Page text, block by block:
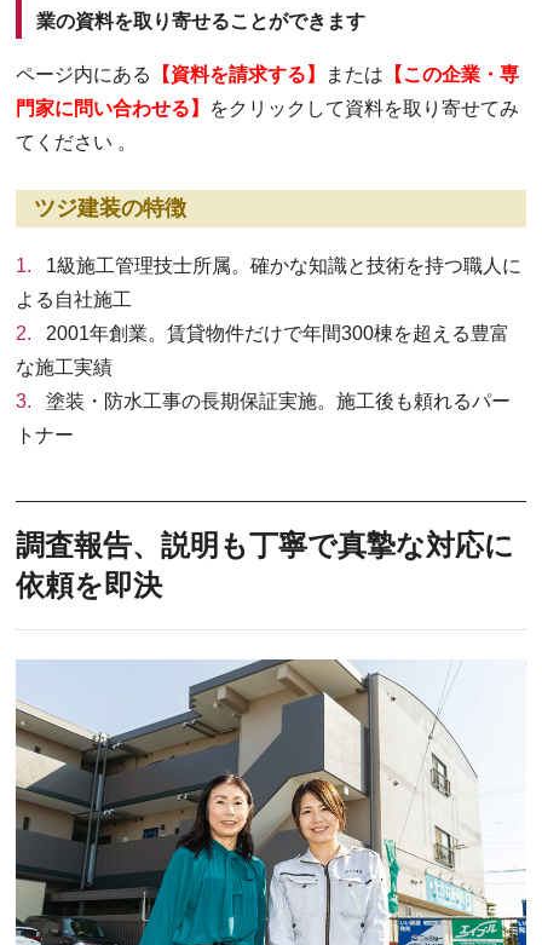
業の資料を取り寄せることができます
ページ内にある 【資料を請求する】 または 【この企業・専
門家に問い合わせる】 をクリックして資料を取り寄せてみ
てください 。
ツジ建装の特徴
1級施工管理技士所属。確かな知識と技術を持つ職人に
よる自社施工
2001年創業。賃貸物件だけで年間300棟を超える豊富
な施工実績
塗装・防水工事の長期保証実施。施工後も頼れるパー
トナー
調査報告、説明も丁寧で真摯な対応に
依頼を即決